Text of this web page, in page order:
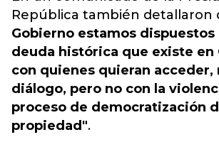
República también detallaron
Gobierno estamos dispuestos
deuda histórica que existe en
con quienes quieran acceder,
diálogo, pero no con la
proceso de democratización
propiedad".